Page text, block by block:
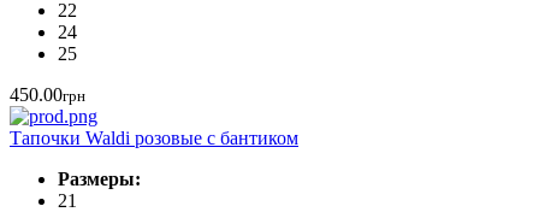
22
24
25
450.00грн
Тапочки Waldi розовые с бантиком
Размеры:
21